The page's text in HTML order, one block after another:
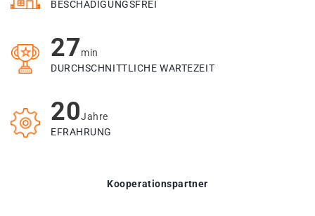
BESCHÄDIGUNGSFREI
27min
DURCHSCHNITTLICHE WARTEZEIT
20Jahre
EFRAHRUNG
Kooperationspartner